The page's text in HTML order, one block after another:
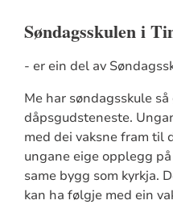
Søndagsskulen i
- er ein del av
Me har søndagsskule
dåpsgudsteneste.
med dei vaksne fram til
ungane eige opplegg
same bygg som kyrkja.
kan ha følgje med ein